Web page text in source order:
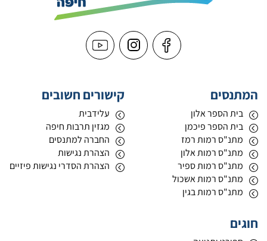
המתנסים
בית הספר אלון
בית הספר פיכמן
מתנ"ס רמות רמז
מתנ"ס רמות אלון
מתנ"ס רמות ספיר
מתנ"ס רמות אשכול
מתנ"ס רמות בגין
קישורים חשובים
עלידבית
מגזין תרבות חיפה
החברה למתנסים
הצהרת נגישות
הצהרת הסדרי נגישות פיזיים
חוגים